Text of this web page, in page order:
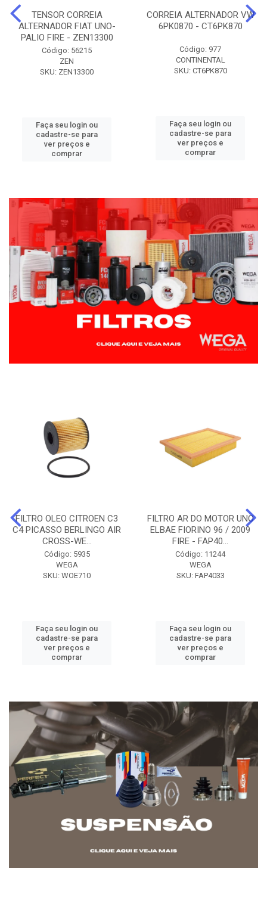
TENSOR CORREIA
ALTERNADOR FIAT UNO-
PALIO FIRE - ZEN13300
Código: 56215
ZEN
SKU: ZEN13300
Faça seu login ou
cadastre-se para
ver preços e
comprar
CORREIA ALTERNADOR VW
6PK0870 - CT6PK870
Código: 977
CONTINENTAL
SKU: CT6PK870
Faça seu login ou
cadastre-se para
ver preços e
comprar
FILTRO OLEO CITROEN C3
C4 PICASSO BERLINGO AIR
CROSS-WE...
Código: 5935
WEGA
SKU: WOE710
Faça seu login ou
cadastre-se para
ver preços e
comprar
FILTRO AR DO MOTOR UNO
ELBAE FIORINO 96 / 2009
FIRE - FAP40...
Código: 11244
WEGA
SKU: FAP4033
Faça seu login ou
cadastre-se para
ver preços e
comprar